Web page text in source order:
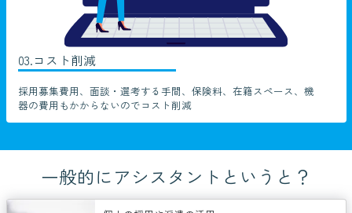
03.コスト削減
採用募集費用、面談・選考する手間、保険料、在籍スペース、機
器の費用もかからないのでコスト削減
一般的にアシスタントというと？